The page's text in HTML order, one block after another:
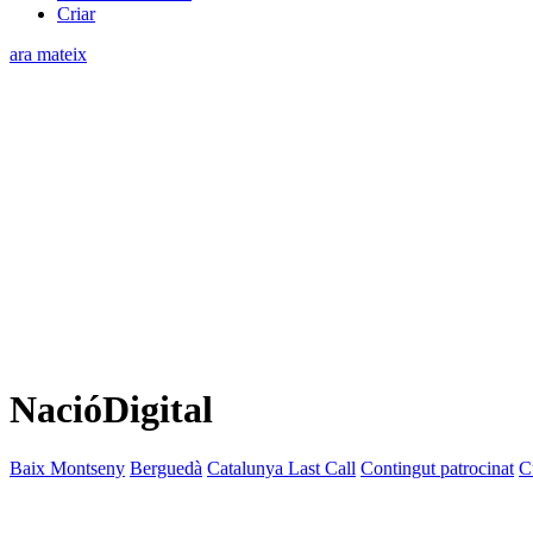
Criar
ara mateix
NacióDigital
Baix Montseny Berguedà Catalunya Last Call Contingut patrocinat